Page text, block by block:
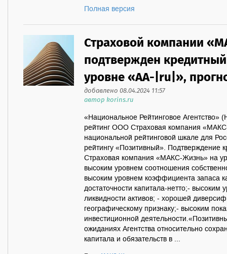
Полная версия
Страховой компании
подтвержден
уровне «АА-|ru|»,
добавлено 08.04.2024 11:57
автор korins.ru
«Национальное Рейтинговое Агентство»
рейтинг ООО Страховая компания
национальной рейтинговой шкале для
рейтингу «Позитивный». Подтверждение
Страховая компания «МАКС-Жизнь» на
высоким уровнем соотношения
высоким уровнем коэффициента запаса
достаточности капитала-нетто;-
ликвидности активов; - хорошей
географическому признаку;- высоким
инвестиционной
ожиданиях Агентства относительно
капитала и обязательств в ...